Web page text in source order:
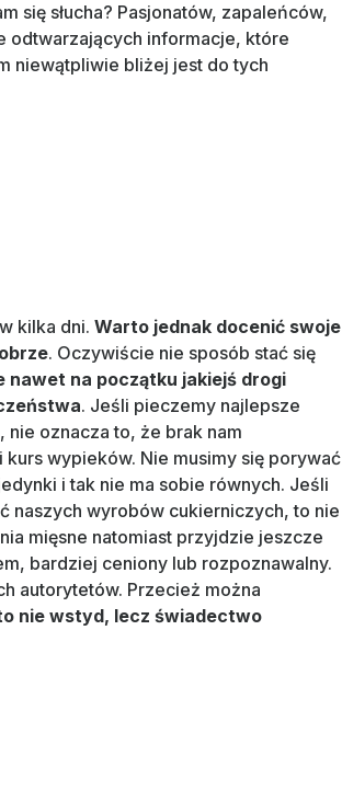
się słucha? Pasjonatów, zapaleńców,
odtwarzających informacje, które
niewątpliwie bliżej jest do tych
kilka dni. Warto jednak docenić swoje
. Oczywiście nie sposób stać się
nawet na początku jakiejś drogi
. Jeśli pieczemy najlepsze
oznacza to, że brak nam
wypieków. Nie musimy się porywać
i tak nie ma sobie równych. Jeśli
naszych wyrobów cukierniczych, to nie
mięsne natomiast przyjdzie jeszcze
bardziej ceniony lub rozpoznawalny.
autorytetów. Przecież można
nie wstyd, lecz świadectwo